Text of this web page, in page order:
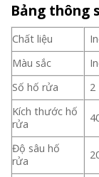
Bảng thông
Chất liệu
Màu sắc
Số hố rửa
2
Kích thước hố
rửa
Độ sâu hố
rửa